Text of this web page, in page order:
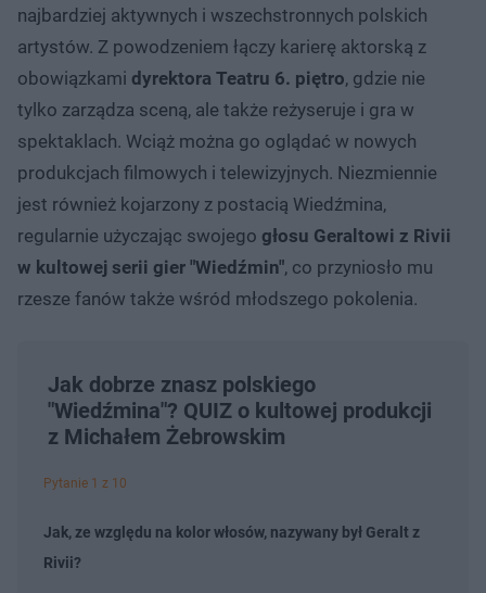
najbardziej aktywnych i wszechstronnych polskich
artystów. Z powodzeniem łączy karierę aktorską z
obowiązkami dyrektora Teatru 6. piętro, gdzie nie
tylko zarządza sceną, ale także reżyseruje i gra w
spektaklach. Wciąż można go oglądać w nowych
produkcjach filmowych i telewizyjnych. Niezmiennie
jest również kojarzony z postacią Wiedźmina,
regularnie użyczając swojego głosu Geraltowi z Rivii
w kultowej serii gier "Wiedźmin", co przyniosło mu
rzesze fanów także wśród młodszego pokolenia.
Jak dobrze znasz polskiego
"Wiedźmina"? QUIZ o kultowej produkcji
z Michałem Żebrowskim
Pytanie 1 z 10
Jak, ze względu na kolor włosów, nazywany był Geralt z
Rivii?